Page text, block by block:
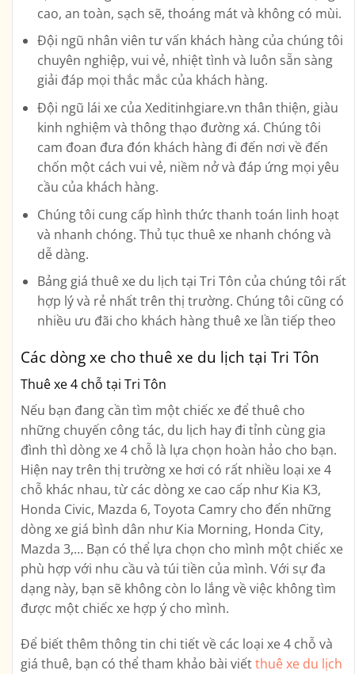
cao, an toàn, sạch sẽ, thoáng mát và không có mùi.
Đội ngũ nhân viên tư vấn khách hàng của chúng tôi
chuyên nghiệp, vui vẻ, nhiệt tình và luôn sẵn sàng
giải đáp mọi thắc mắc của khách hàng.
Đội ngũ lái xe của Xeditinhgiare.vn thân thiện, giàu
kinh nghiệm và thông thạo đường xá. Chúng tôi
cam đoan đưa đón khách hàng đi đến nơi về đến
chốn một cách vui vẻ, niềm nở và đáp ứng mọi yêu
cầu của khách hàng.
Chúng tôi cung cấp hình thức thanh toán linh hoạt
và nhanh chóng. Thủ tục thuê xe nhanh chóng và
dễ dàng.
Bảng giá thuê xe du lịch tại Tri Tôn của chúng tôi rất
hợp lý và rẻ nhất trên thị trường. Chúng tôi cũng có
nhiều ưu đãi cho khách hàng thuê xe lần tiếp theo
Các dòng xe cho thuê xe du lịch tại Tri Tôn
Thuê xe 4 chỗ tại Tri Tôn
Nếu bạn đang cần tìm một chiếc xe để thuê cho
những chuyến công tác, du lịch hay đi tỉnh cùng gia
đình thì dòng xe 4 chỗ là lựa chọn hoàn hảo cho bạn.
Hiện nay trên thị trường xe hơi có rất nhiều loại xe 4
chỗ khác nhau, từ các dòng xe cao cấp như Kia K3,
Honda Civic, Mazda 6, Toyota Camry cho đến những
dòng xe giá bình dân như Kia Morning, Honda City,
Mazda 3,… Bạn có thể lựa chọn cho mình một chiếc xe
phù hợp với nhu cầu và túi tiền của mình. Với sự đa
dạng này, bạn sẽ không còn lo lắng về việc không tìm
được một chiếc xe hợp ý cho mình.
Để biết thêm thông tin chi tiết về các loại xe 4 chỗ và
giá thuê, bạn có thể tham khảo bài viếtthuê xe du lịch